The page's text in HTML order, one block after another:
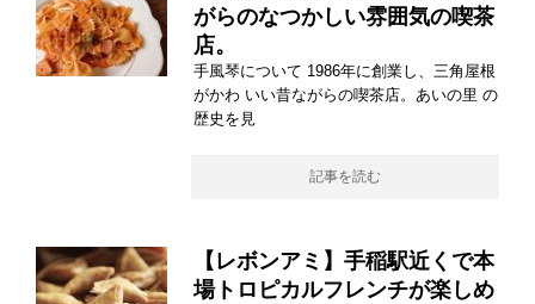
がらのなつかしい雰囲気の喫茶
店。
手風琴について 1986年に創業し、三角屋根
がかわ いい昔ながらの喫茶店。あいの里 の
歴史を見
記事を読む
【レボンアミ】手稲駅近くで本
場トロピカルフレンチが楽しめ